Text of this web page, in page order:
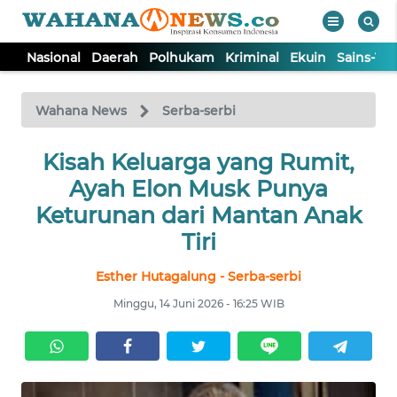
Nasional Daerah Polhukam Kriminal Ekuin Sains-
Wahana News Serba-serbi
Kisah Keluarga yang Rumit,
Ayah Elon Musk Punya
Keturunan dari Mantan Anak
Tiri
Esther Hutagalung - Serba-serbi
Minggu, 14 Juni 2026 - 16:25 WIB
TV
Tutup
NASIONAL
DAERAH
EKUIN